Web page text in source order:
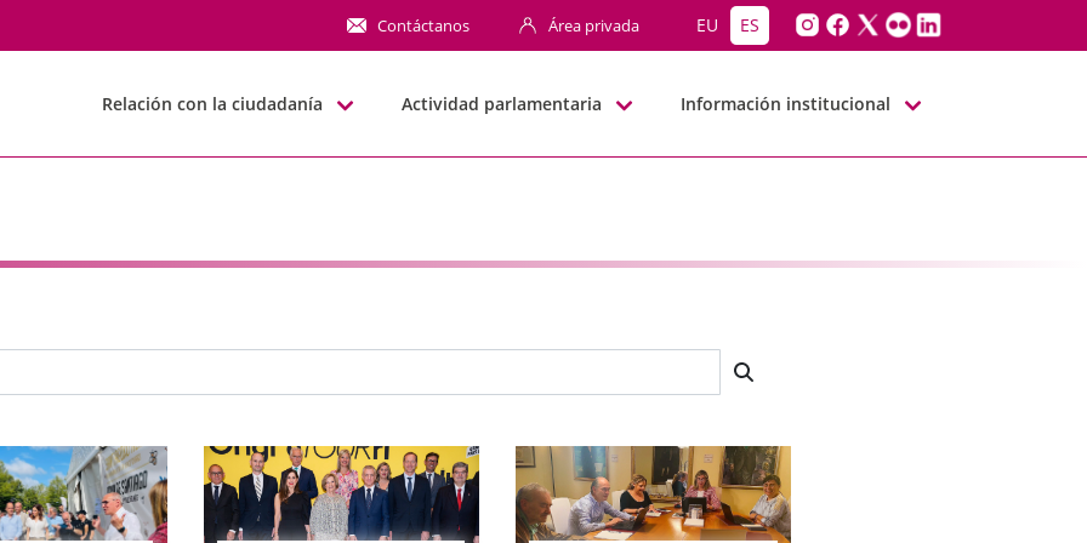
Contáctanos Área privada EU ES
Relación con la ciudadanía Actividad parlamentaria Información institucional
búsqueda